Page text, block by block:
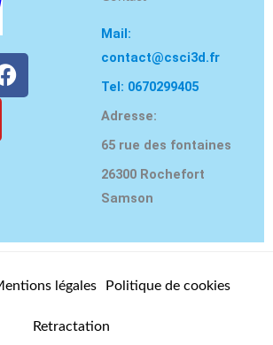
F
a
Mail:
contact@csci3d.fr
Tel: 0670299405
Adresse:
65 rue des fontaines
26300 Rochefort
Samson
légales Politique de cookies
Retractation